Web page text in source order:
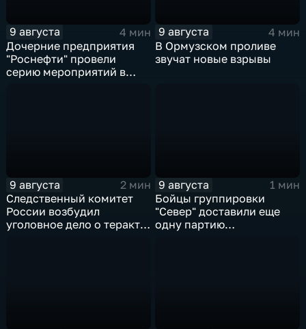
9 августа
4 мин
Дочерние предприятия
"Роснефти" провели
серию мероприятий в
9 августа
4 мин
В Ормузском проливе
звучат новые взрывы
9 августа
2 мин
Следственный комитет
России возбудил
уголовное дело о теракте
9 августа
1 мин
Бойцы группировки
"Север" доставили еще
одну партию